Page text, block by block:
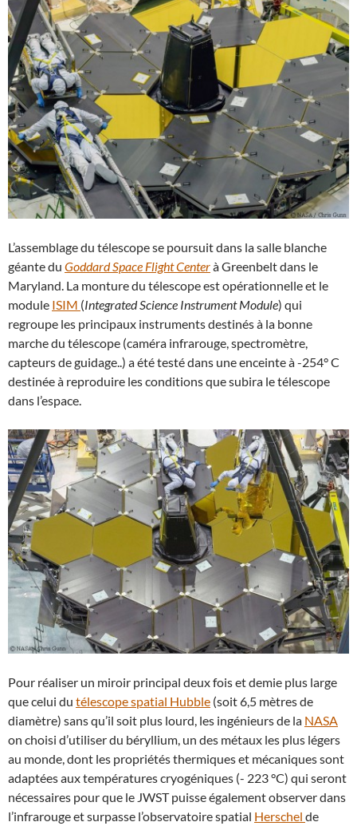
L’assemblage du télescope se poursuit dans la salle blanche
géante du Goddard Space Flight Centerà Greenbelt dans le
Maryland. La monture du télescope est opérationnelle et le
module ISIM (Integrated Science Instrument Module) qui
regroupe les principaux instruments destinés à la bonne
marche du télescope (caméra infrarouge, spectromètre,
capteurs de guidage..) a été testé dans une enceinte à -254° C
destinée à reproduire les conditions que subira le télescope
dans l’espace.
Pour réaliser un miroir principal deux fois et demie plus large
que celui du télescope spatial Hubble (soit 6,5 mètres de
diamètre) sans qu’il soit plus lourd, les ingénieurs de la NASA
on choisi d’utiliser du béryllium, un des métaux les plus légers
au monde, dont les propriétés thermiques et mécaniques sont
adaptées aux températures cryogéniques (- 223 °C) qui seront
nécessaires pour que le JWST puisse également observer dans
l’infrarouge et surpasse l’observatoire spatial Herschel de